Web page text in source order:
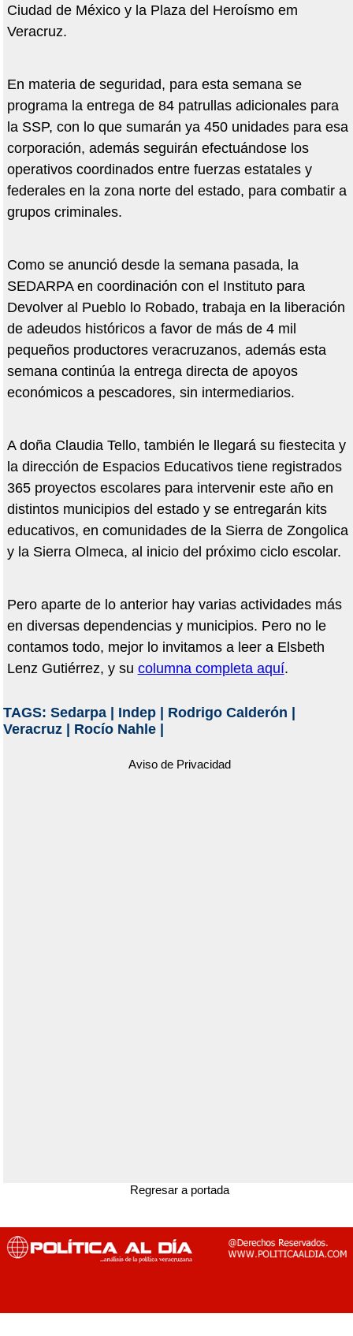
Ciudad de México y la Plaza del Heroísmo em
Veracruz.
En materia de seguridad, para esta semana se
programa la entrega de 84 patrullas adicionales para
la SSP, con lo que sumarán ya 450 unidades para esa
corporación, además seguirán efectuándose los
operativos coordinados entre fuerzas estatales y
federales en la zona norte del estado, para combatir a
grupos criminales.
Como se anunció desde la semana pasada, la
SEDARPA en coordinación con el Instituto para
Devolver al Pueblo lo Robado, trabaja en la liberación
de adeudos históricos a favor de más de 4 mil
pequeños productores veracruzanos, además esta
semana continúa la entrega directa de apoyos
económicos a pescadores, sin intermediarios.
A doña Claudia Tello, también le llegará su fiestecita y
la dirección de Espacios Educativos tiene registrados
365 proyectos escolares para intervenir este año en
distintos municipios del estado y se entregarán kits
educativos, en comunidades de la Sierra de Zongolica
y la Sierra Olmeca, al inicio del próximo ciclo escolar.
Pero aparte de lo anterior hay varias actividades más
en diversas dependencias y municipios. Pero no le
contamos todo, mejor lo invitamos a leer a Elsbeth
Lenz Gutiérrez, y su columna completa aquí.
TAGS: Sedarpa| Indep| Rodrigo Calderón
Veracruz| Rocío Nahle|
Aviso de Privacidad
Regresar a portada